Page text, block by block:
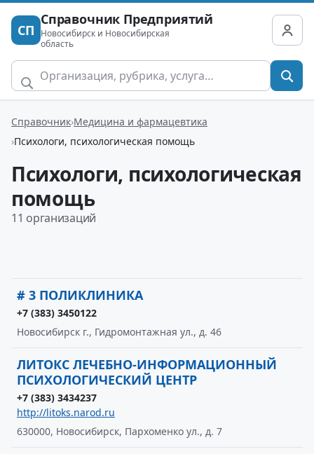
СП
Справочник Предприятий
Новосибирск и Новосибирская
область
Справочник Медицина и фармацевтика
Психологи, психологическая помощь
Психологи, психологическая
помощь
11 организаций
# 3 ПОЛИКЛИНИКА
+7 (383) 3450122
Новосибирск г., Гидромонтажная ул., д. 46
ЛИТОКС ЛЕЧЕБНО-ИНФОРМАЦИОННЫЙ
ПСИХОЛОГИЧЕСКИЙ ЦЕНТР
+7 (383) 3434237
http://litoks.narod.ru
630000, Новосибирск, Пархоменко ул., д. 7